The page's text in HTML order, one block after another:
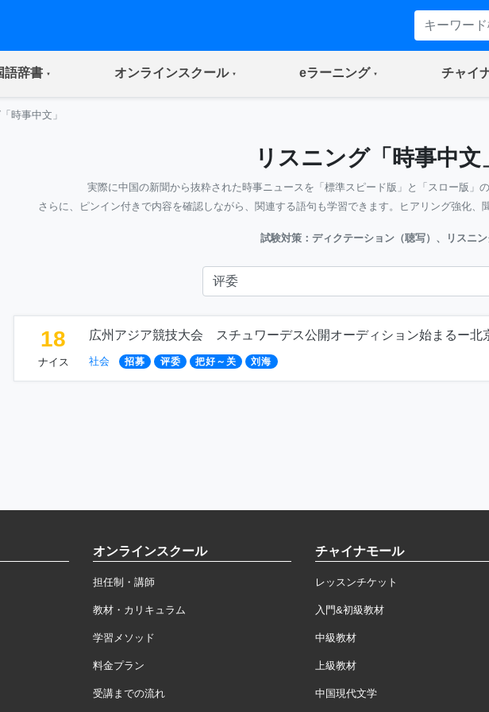
語辞書(current) オンラインスクール(current) eラーニング(current) チャイ
時事中文」
リスニング「時事中文
実際に中国の新聞から抜粋された時事ニュースを「標準スピード版」と「スロー版」
さらに、ピンイン付きで内容を確認しながら、関連する語句も学習できます。ヒアリング強化、
試験対策：ディクテーション（聴写）、リスニン
18
ナイス
広州アジア競技大会 スチュワーデス公開オーディション始まるー北
社会 招募 评委 把好～关 刘海
オンラインスクール
担任制・講師
教材・カリキュラム
学習メソッド
料金プラン
受講までの流れ
チャイナモール
レッスンチケット
入門&初級教材
中級教材
上級教材
中国現代文学